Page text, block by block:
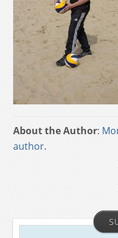
About the Author:
author.